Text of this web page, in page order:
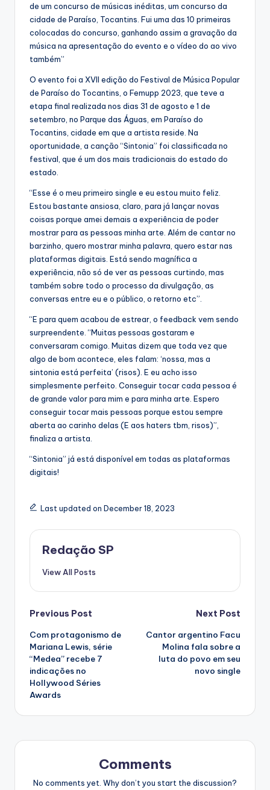
de um concurso de músicas inéditas, um concurso da
cidade de Paraíso, Tocantins. Fui uma das 10 primeiras
colocadas do concurso, ganhando assim a gravação da
música na apresentação do evento e o vídeo do ao vivo
também”
O evento foi a XVII edição do Festival de Música Popular
de Paraíso do Tocantins, o Femupp 2023, que teve a
etapa final realizada nos dias 31 de agosto e 1 de
setembro, no Parque das Águas, em Paraíso do
Tocantins, cidade em que a artista reside. Na
oportunidade, a canção “Sintonia” foi classificada no
festival, que é um dos mais tradicionais do estado do
estado.
“Esse é o meu primeiro single e eu estou muito feliz.
Estou bastante ansiosa, claro, para já lançar novas
coisas porque amei demais a experiência de poder
mostrar para as pessoas minha arte. Além de cantar no
barzinho, quero mostrar minha palavra, quero estar nas
plataformas digitais. Está sendo magnífica a
experiência, não só de ver as pessoas curtindo, mas
também sobre todo o processo da divulgação, as
conversas entre eu e o público, o retorno etc”.
“E para quem acabou de estrear, o feedback vem sendo
surpreendente. “Muitas pessoas gostaram e
conversaram comigo. Muitas dizem que toda vez que
algo de bom acontece, eles falam: ‘nossa, mas a
sintonia está perfeita’ (risos). E eu acho isso
simplesmente perfeito. Conseguir tocar cada pessoa é
de grande valor para mim e para minha arte. Espero
conseguir tocar mais pessoas porque estou sempre
aberta ao carinho delas (E aos haters tbm, risos)”,
finaliza a artista.
“Sintonia” já está disponível em todas as plataformas
digitais!
Last updated on December 18, 2023
Redação SP
View All Posts
Post
navigation
Previous Post
Com protagonismo de
Mariana Lewis, série
“Medea” recebe 7
indicações no
Hollywood Séries
Awards
Next Post
Cantor argentino Facu
Molina fala sobre a
luta do povo em seu
novo single
Comments
No comments yet. Why don’t you start the discussion?